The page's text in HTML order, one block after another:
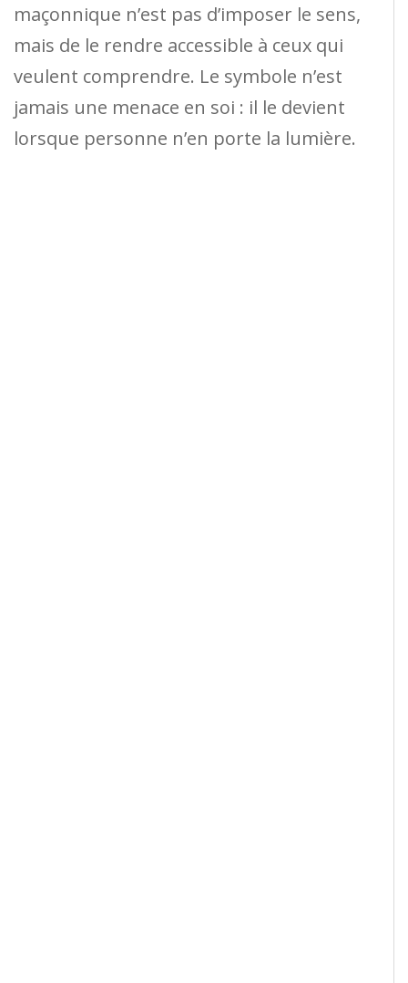
maçonnique n’est pas d’imposer le sens,
mais de le rendre accessible à ceux qui
veulent comprendre. Le symbole n’est
jamais une menace en soi : il le devient
lorsque personne n’en porte la lumière.